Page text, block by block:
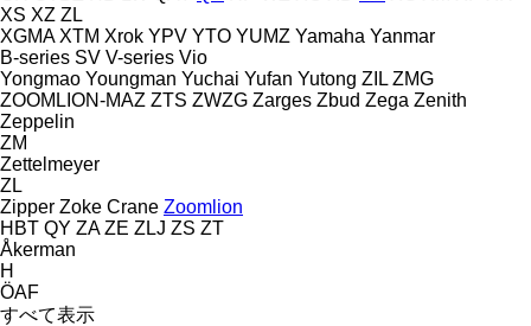
XS XZ ZL
XGMA XTM Xrok YPV YTO YUMZ Yamaha Yanmar
B-series SV V-series Vio
Yongmao Youngman Yuchai Yufan Yutong ZIL ZMG
ZOOMLION-MAZ ZTS ZWZG Zarges Zbud Zega Zenith
Zeppelin
ZM
Zettelmeyer
ZL
Zipper Zoke Crane Zoomlion
HBT QY ZA ZE ZLJ ZS ZT
Åkerman
H
ÖAF
すべて表示